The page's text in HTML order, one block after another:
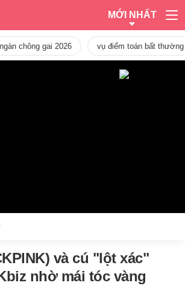
MỚI NHẤT
chông gai 2026 vụ điểm toán bất
và cú "lột xác"
nhờ mái tóc vàng